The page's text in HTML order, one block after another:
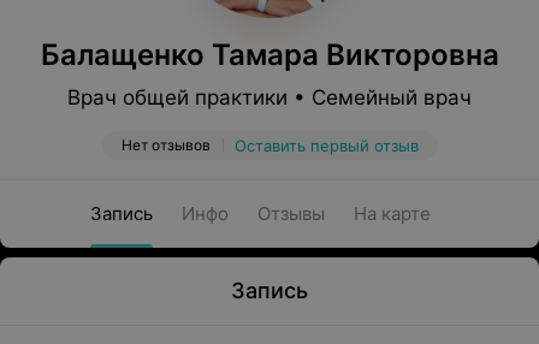
Балащенко Тамара Викторовна
Врач общей практики • Семейный врач
Нет отзывов Оставить первый отзыв
Запись Инфо Отзывы На карте
Запись